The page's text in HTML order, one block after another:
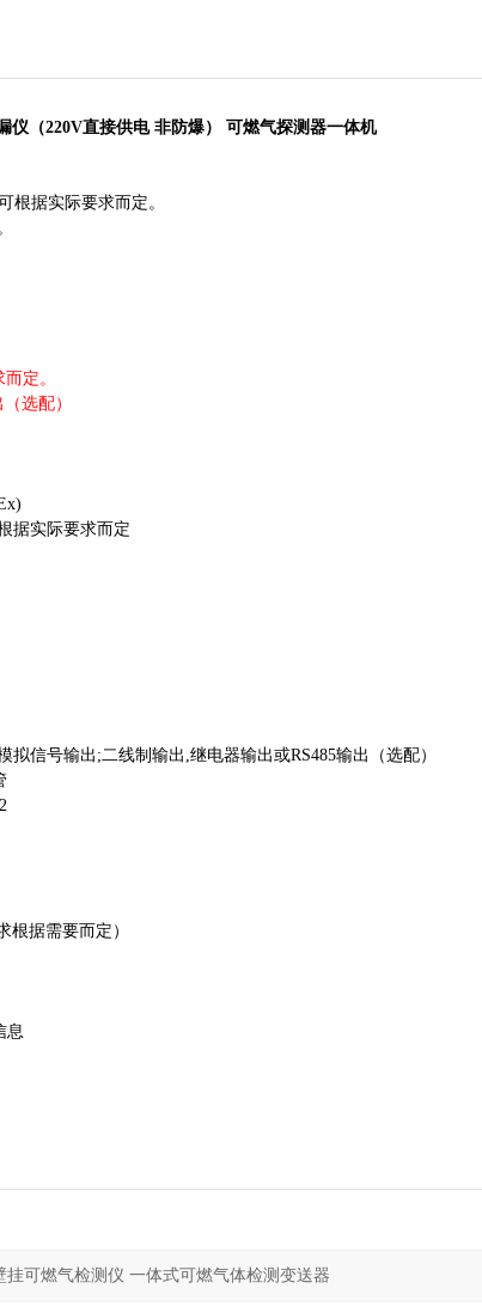
仪（220V直接供电 非防爆） 可燃气探测器一体机
根据实际要求而定。
定。
选配）
据实际要求而定
拟信号输出 ;二线制输出 ,继电器输出或RS485输出（选配）
根据需要而定）
息